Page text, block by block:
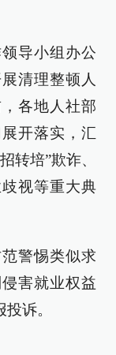
导小组办公
清理整顿人
各地人社部
开落实，汇
转培”欺诈、
视等重大典
警惕类似求
害就业权益
诉。